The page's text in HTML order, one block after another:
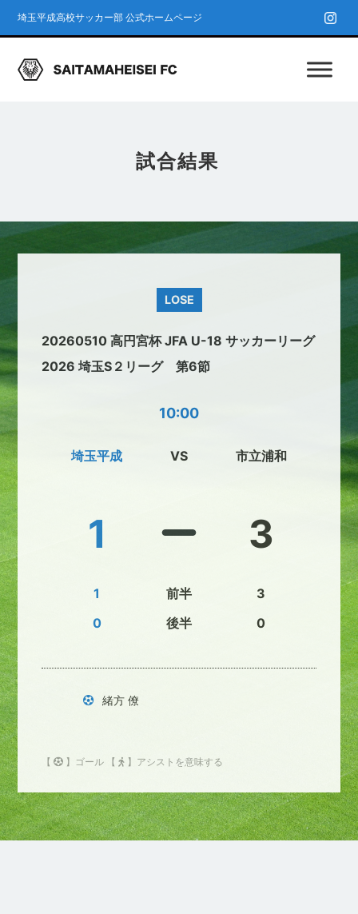
埼玉平成高校サッカー部 公式ホームページ
試合結果
LOSE
20260510 高円宮杯 JFA U-18 サッカーリーグ
2026 埼玉S２リーグ 第6節
10:00
埼玉平成
1
1
0
VS
前半
後半
市立浦和
3
3
0
緒方 僚
【 】ゴール 【 】アシストを意味する